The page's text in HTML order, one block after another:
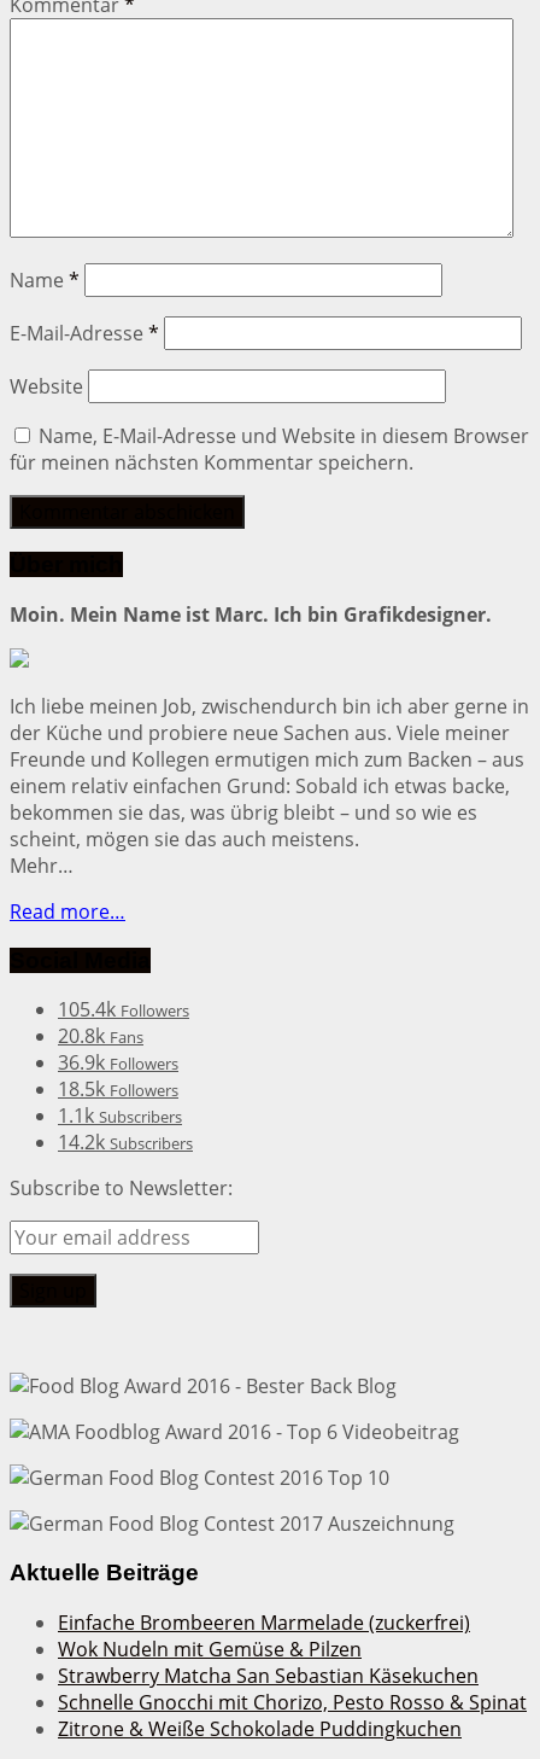
Kommentar*
Name *
E-Mail-Adresse *
Website
Name, E-Mail-Adresse und Website in diesem Browser
für meinen nächsten Kommentar speichern.
Moin. Mein Name ist Marc. Ich bin Grafikdesigner.
Ich liebe meinen Job, zwischendurch bin ich aber gerne in
der Küche und probiere neue Sachen aus. Viele meiner
Freunde und Kollegen ermutigen mich zum Backen – aus
einem relativ einfachen Grund: Sobald ich etwas backe,
bekommen sie das, was übrig bleibt – und so wie es
scheint, mögen sie das auch meistens.
Mehr…
Read more…
105.4k Followers
20.8k Fans
36.9k Followers
18.5k Followers
1.1k Subscribers
14.2k Subscribers
Subscribe to Newsletter:
Aktuelle Beiträge
Einfache Brombeeren Marmelade (zuckerfrei)
Wok Nudeln mit Gemüse & Pilzen
Strawberry Matcha San Sebastian Käsekuchen
Schnelle Gnocchi mit Chorizo, Pesto Rosso & Spinat
Zitrone & Weiße Schokolade Puddingkuchen